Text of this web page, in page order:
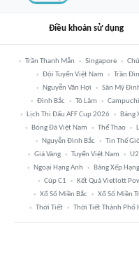
Điều khoản sử dụng
Trần Thanh Mẫn Singapore
Đội Tuyển Việt Nam
Trần
Nguyễn Văn Hợi
Sân Mỹ
Đình Bắc
Tô Lâm
Lịch Thi Đấu AFF Cup 2026
Bảng
Bóng Đá Việt Nam
Thể Thao
Nguyễn Đình Bắc
Tin Thế
Giá Vàng
Tuyển Việt Nam
Ngoại Hạng Anh
Bảng Xếp
Cúp C1
Kết Quả Vietlott
Xổ Số Miền Bắc
Xổ Số Miền
Thời Tiết
Thời Tiết Thành Phố